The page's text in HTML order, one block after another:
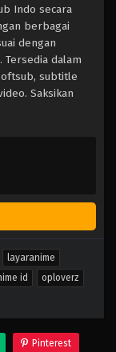
Indo secara
berbagai
dengan
dalam
subtitle
Saksikan
layaranime
id
oploverz
Pinterest